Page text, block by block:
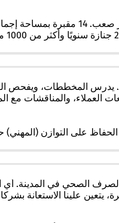
المخططات، ويفحص
العملاء، والمناقشات
على التوازن
الصحي في المدينة. أي
يتعين علينا الاستعانة